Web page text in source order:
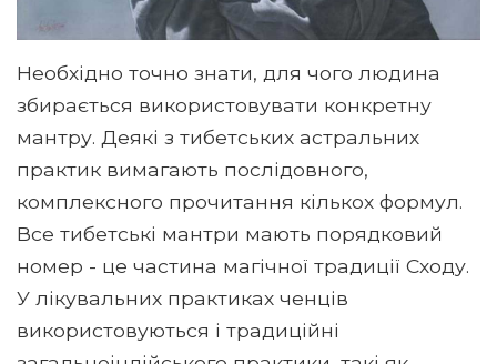
Необхідно точно знати, для чого людина
збирається використовувати конкретну
мантру. Деякі з тибетських астральних
практик вимагають послідовного,
комплексного прочитання кількох формул.
Все тибетські мантри мають порядковий
номер - це частина магічної традиції Сходу.
У лікувальних практиках ченців
використовуються і традиційні